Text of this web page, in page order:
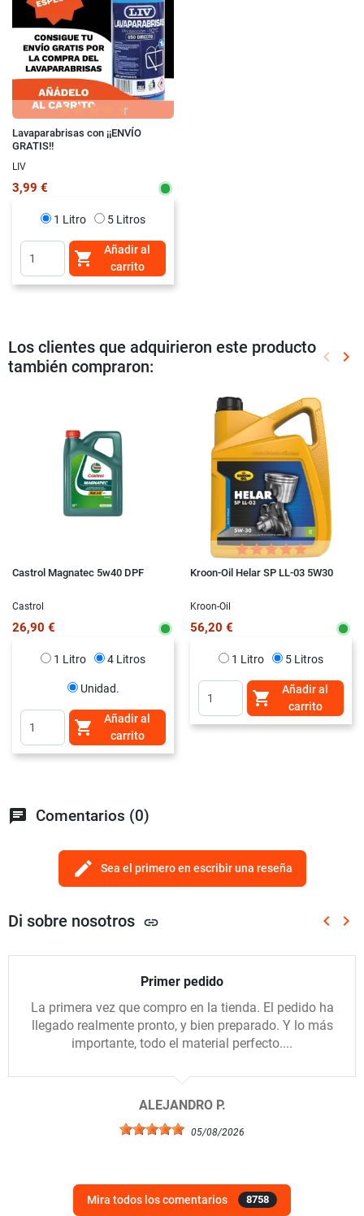
Lavaparabrisas con ¡¡ENVÍO
GRATIS!!
LIV
3,99 €
1 Litro 5 Litros

Añadir al
carrito
Los clientes que adquirieron este producto
también compraron:
keyboard_arrow_left keyboard_arrow_right
Castrol Magnatec 5w40 DPF
Castrol
26,90 €
1 Litro 4 Litros
Unidad.

Añadir al
carrito
Kroon-Oil Helar SP LL-03 5W30
Kroon-Oil
56,20 €
1 Litro 5 Litros

Añadir al
carrito
chat Comentarios (0)
edit Sea el primero en escribir una reseña
Di sobre nosotros link keyboard_arrow_left keyboard_arrow_right
Primer pedido
La primera vez que compro en la tienda. El pedido ha
llegado realmente pronto, y bien preparado. Y lo más
importante, todo el material perfecto....
ALEJANDRO P.
05/08/2026
Mira todos los comentarios 8758